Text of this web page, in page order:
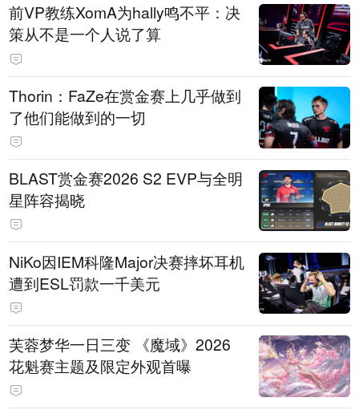
前VP教练XomA为hally鸣不平：决
策从不是一个人说了算
Thorin：FaZe在赏金赛上几乎做到
了他们能做到的一切
BLAST赏金赛2026 S2 EVP与全明
星阵容揭晓
NiKo因IEM科隆Major决赛摔坏耳机
遭到ESL罚款一千美元
芙蓉梦华一日三变 《魔域》2026
花魁赛主题及限定外观首曝